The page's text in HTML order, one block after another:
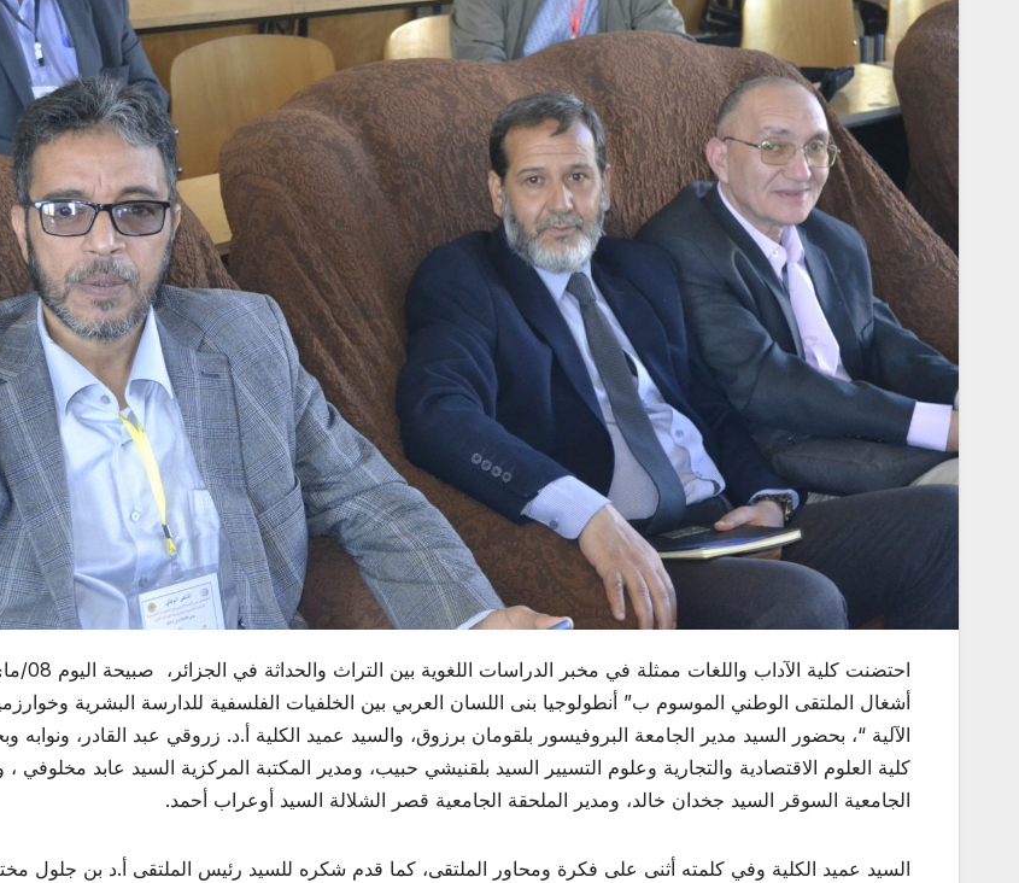
أشغال الملتقى الوطني الموسوم ب” أنطولوجيا بنى اللسان العربي بين الخلفيات الفلسفية للدارسة البشرية
الآلية “، بحضور السيد مدير الجامعة البروفيسور بلقومان برزوق، والسيد عميد الكلية أ.د. زروقي عبد القادر، ونوابه
كلية العلوم الاقتصادية والتجارية وعلوم التسيير السيد بلقنيشي حبيب، ومدير المكتبة المركزية السيد عابد مخلوفي ،
الجامعية السوقر السيد جخدان خالد، ومدير الملحقة الجامعية قصر الشلالة السيد أوعراب أحمد.
السيد عميد الكلية وفي كلمته أثنى على فكرة ومحاور الملتقى، كما قدم شكره للسيد رئيس الملتقى أ.د بن جلول